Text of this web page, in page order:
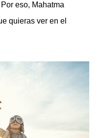
eso, Mahatma
quieras ver en el